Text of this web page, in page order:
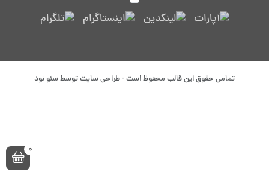
0
تمامی حقوق این قالب محفوظ است - طراحی سایت توسطسئو نود